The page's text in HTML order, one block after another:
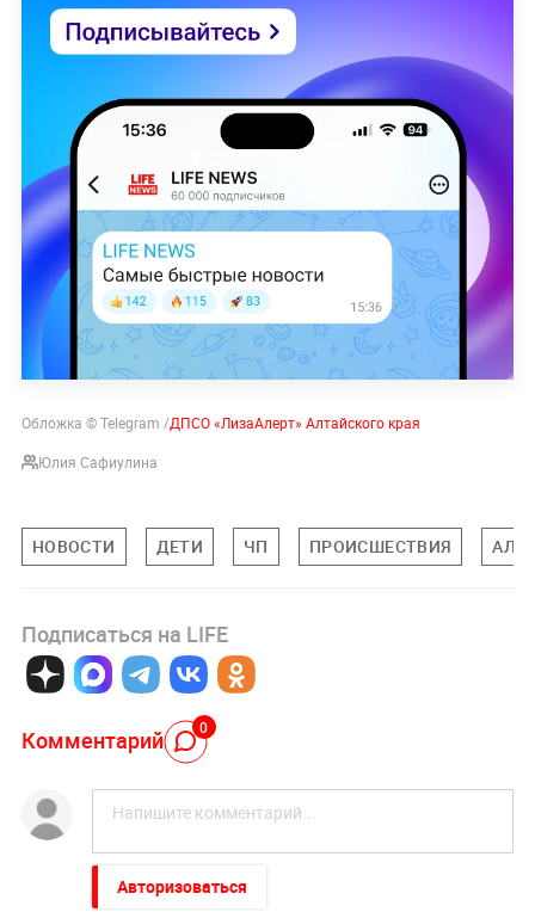
Обложка © Telegram /ДПСО «ЛизаАлерт» Алтайского края
Юлия Сафиулина
НОВОСТИ ДЕТИ ЧП ПРОИСШЕСТВИЯ
Подписаться на LIFE
Комментарий 0
Авторизоваться